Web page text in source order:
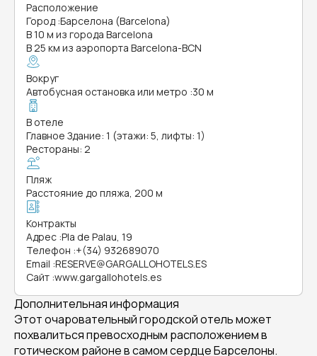
Расположение
Город :Барселона (Barcelona)
В 10 м из города Barcelona
В 25 км из аэропорта Barcelona-BCN
Вокруг
Автобусная остановка или метро :30 м
В отеле
Главное Здание: 1 (этажи: 5, лифты: 1)
Рестораны: 2
Пляж
Расстояние до пляжа, 200 м
Контракты
Адрес :Pla de Palau, 19
Телефон :+(34) 932689070
Email :RESERVE@GARGALLOHOTELS.ES
Сайт :www.gargallohotels.es
Дополнительная информация
Этот очаровательный городской отель может
похвалиться превосходным расположением в
готическом районе в самом сердце Барселоны.